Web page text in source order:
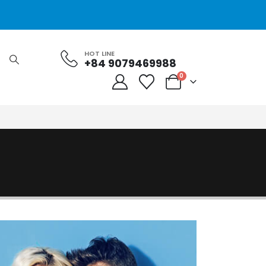
HOT LINE
+84 9079469988
0